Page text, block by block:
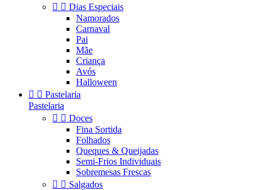
  Dias Especiais
Namorados
Carnaval
Pai
Mãe
Criança
Avós
Halloween
  Pastelaria
Pastelaria
  Doces
Fina Sortida
Folhados
Queques & Queijadas
Semi-Frios Individuais
Sobremesas Frescas
  Salgados